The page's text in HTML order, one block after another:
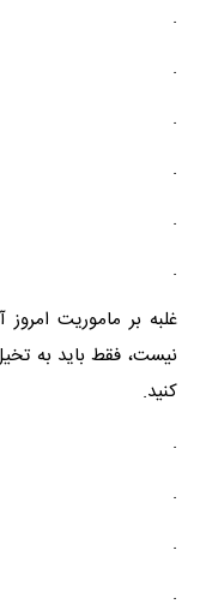
.
.
.
.
.
.
غلبه بر ماموریت
نیست، فقط باید به
کنید.
.
.
.
.